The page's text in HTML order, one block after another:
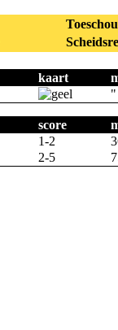
kaart
"
score
1-2
2-5